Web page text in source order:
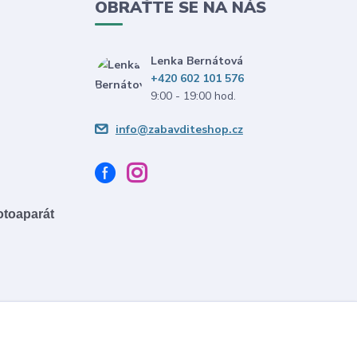
OBRAŤTE SE NA NÁS
Lenka Bernátová
+420 602 101 576
9:00 - 19:00 hod.
info@zabavditeshop.cz